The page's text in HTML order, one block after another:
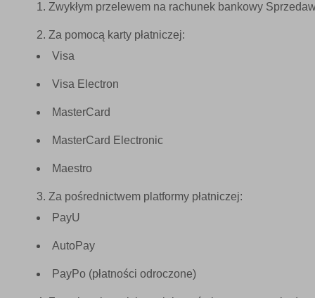
Zwykłym przelewem na rachunek bankowy
Za pomocą karty płatniczej:
Visa
Visa Electron
MasterCard
MasterCard Electronic
Maestro
Za pośrednictwem platformy płatniczej:
PayU
AutoPay
PayPo (płatności odroczone)